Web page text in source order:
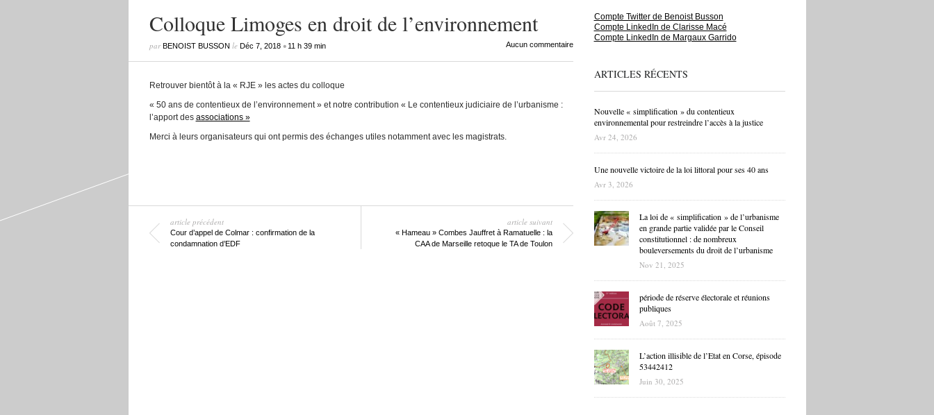
Colloque Limoges en droit de l’environnement
parBENOIST BUSSON le Déc 7, 2018• 11 h 39 min Aucun commentaire
Retrouver bientôt à la « RJE » les actes du colloque
« 50 ans de contentieux de l’environnement » et notre contribution « Le contentieux judiciaire de l’urbanisme :
l’apport des associations »
Merci à leurs organisateurs qui ont permis des échanges utiles notamment avec les magistrats.
article précédent
Cour d’appel de Colmar : confirmation de la
condamnation d’EDF
article suivant
« Hameau » Combes Jauffret à Ramatuelle : la
CAA de Marseille retoque le TA de Toulon
Compte Twitter de Benoist Busson
Compte LinkedIn de Clarisse Macé
Compte LinkedIn de Margaux Garrido
ARTICLES RÉCENTS
Nouvelle « simplification » du contentieux
environnemental pour restreindre l’accès à la justice
Avr 24, 2026
Une nouvelle victoire de la loi littoral pour ses 40 ans
Avr 3, 2026
La loi de « simplification » de l’urbanisme
en grande partie validée par le Conseil
constitutionnel : de nombreux
bouleversements du droit de l’urbanisme
Nov 21, 2025
période de réserve électorale et réunions
publiques
Août 7, 2025
L’action illisible de l’Etat en Corse, épisode
53442412
Juin 30, 2025